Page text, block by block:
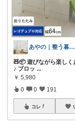
あやの｜整う暮らしROOM
🧸📦 遊びながら楽しく
♪ ブロッ ...
￥ 5,980
0 0 191
コレ